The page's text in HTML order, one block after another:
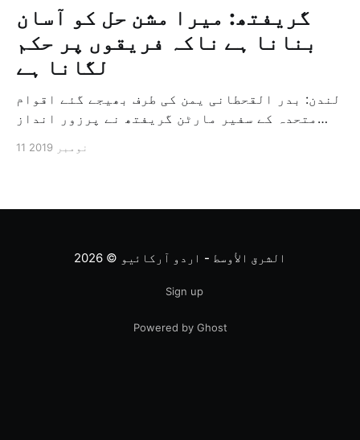
گریفتھ: میرا مشن حل کو آسان
بنانا ہے ناکہ فریقوں پر حکم
لگانا ہے
لندن: بدر القحطانی یمن کی طرف بھیجے گئے اقوام
متحدہ کے سفیر مارٹن گریفتھ نے پرزور انداز
ثالثی اور اس کشمکش کی حدبندی کرنے کے لئے ایک
11 نومبر 2019
الشرق الأوسط - اردو آرکائیو © 2026
Sign up
Powered by Ghost